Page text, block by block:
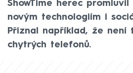
ShowTime herec
novým technologiím i
Přiznal například, že není
chytrých telefonů.